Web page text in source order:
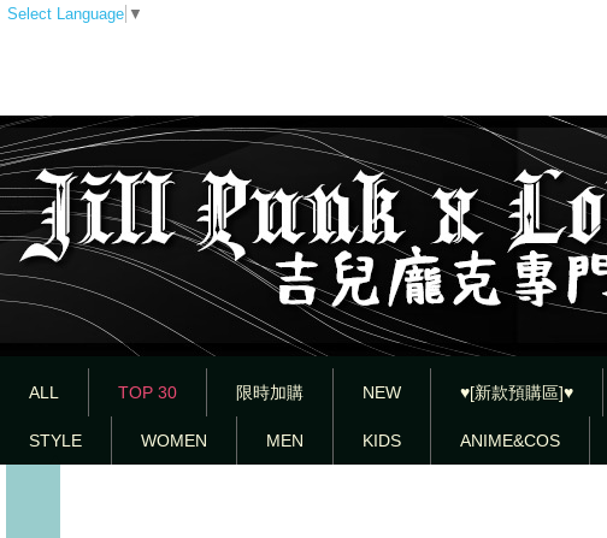
Select Language ▼
ALL TOP 30 限時加購 NEW ♥[新款預購區]♥
STYLE WOMEN MEN KIDS ANIME&COS